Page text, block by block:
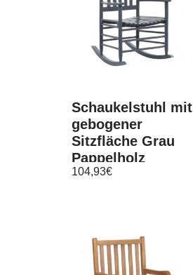
Schaukelstuhl mit
gebogener
Sitzfläche Grau
Pappelholz
104,93€